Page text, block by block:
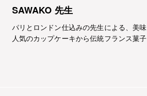
SAWAKO 先生
パリとロンドン仕込みの先生による、美
人気のカップケーキから伝統フランス菓